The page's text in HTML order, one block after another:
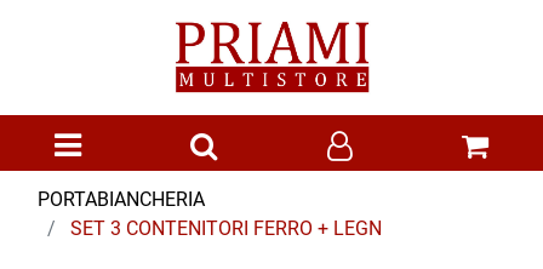
Open menu
PORTABIANCHERIA
SET 3 CONTENITORI FERRO + LEGN